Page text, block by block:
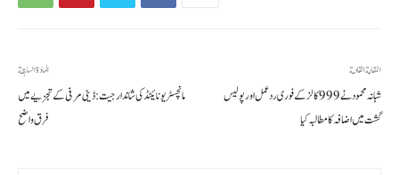
المادة السابقة
مانچسٹر یونائیٹڈ کی شاندار جیت: ڈینی مرفی کے تجزیے میں
فرق واضح
المقالة القادمة
شبانہ محمود نے 999 کالز کے فوری ردعمل اور پولیس
گشت میں اضافہ کا مطالبہ کیا